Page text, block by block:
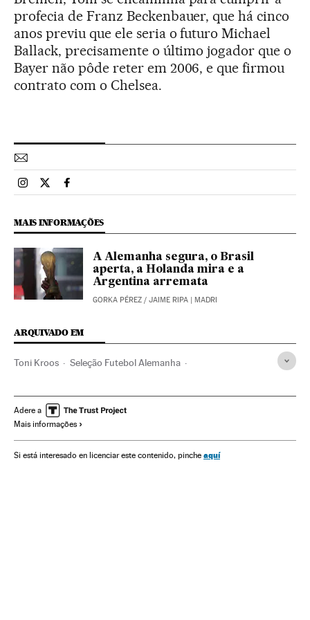
profecia de Franz Beckenbauer, que há cinco
anos previu que ele seria o futuro Michael
Ballack, precisamente o último jogador que o
Bayer não pôde reter em 2006, e que firmou
contrato com o Chelsea.
Esportes El País Brasil en Instagram
Esportes El País Brasil en Twitter
Esportes El País Brasil en Facebook
MAIS INFORMAÇÕES
A Alemanha segura, o Brasil
aperta, a Holanda mira e a
Argentina arremata
GORKA PÉREZ / JAIME RIPA | MADRI
ARQUIVADO EM
Toni Kroos Seleção Futebol Alemanha
Copa do Mundo Futebol Copa do mundo
Campeonato mundial
Seleções esportivas Esportes
Adere a
Mais informações
Si está interesado en licenciar este contenido, pinche aquí